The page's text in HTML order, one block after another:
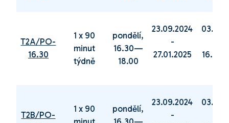
T2A/PO-
16.30
1 x 90
minut
týdně
pondělí,
16.30—
18.00
23.09.2024
-
27.01.2025
T2B/PO-
1 x 90
pondělí,
23.09.2024
-